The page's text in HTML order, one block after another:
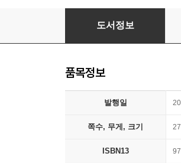
성장하는 너에게 들려주는
도서정보
품목정보
발행일
쪽수, 무게, 크기
ISBN13